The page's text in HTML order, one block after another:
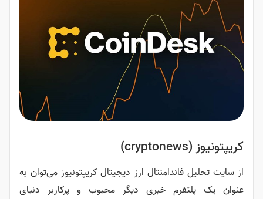
ارز دیجیتال کریپتونیوز می‌توان به
خبری دیگر محبوب و پرکاربر دنیای